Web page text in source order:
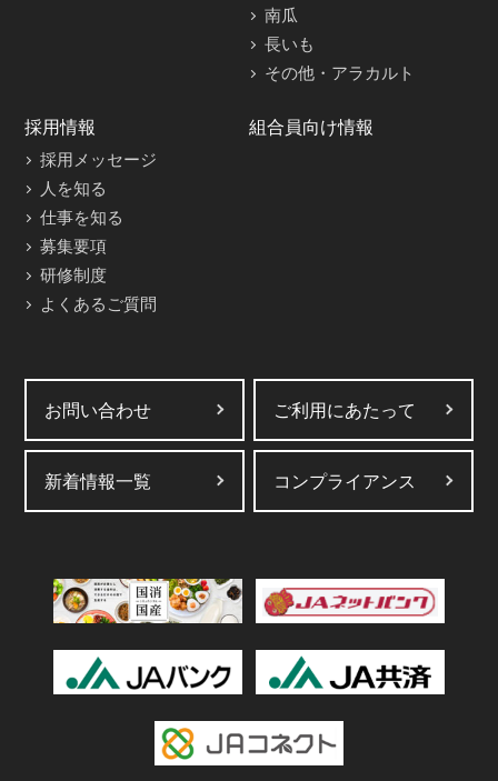
南瓜
長いも
その他・アラカルト
採用情報
採用メッセージ
人を知る
仕事を知る
募集要項
研修制度
よくあるご質問
組合員向け情報
お問い合わせ ご利用にあたって
新着情報一覧 コンプライアンス